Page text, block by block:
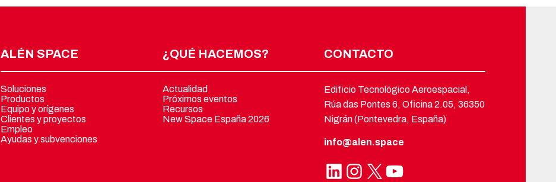
ALÉN SPACE
Soluciones
Productos
Equipo y orígenes
Clientes y proyectos
Empleo
Ayudas y subvenciones
¿QUÉ HACEMOS?
Actualidad
Próximos eventos
Recursos
New Space España 2026
CONTACTO
Edificio Tecnológico Aeroespacial,
Rúa das Pontes 6, Oficina 2.05, 36350
Nigrán (Pontevedra, España)
info@alen.space
LinkedIn Instagram X YouTube